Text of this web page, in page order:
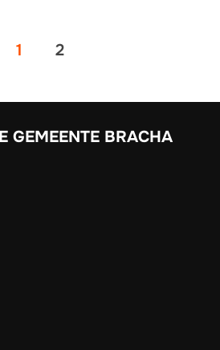
1 2
GEMEENTE BRACHA